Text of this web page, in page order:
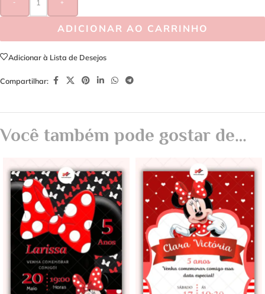
- +
ADICIONAR AO CARRINHO
Adicionar à Lista de Desejos
Compartilhar:
Você também pode gostar de…